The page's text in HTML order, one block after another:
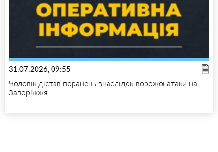
31.07.2026, 09:55
Чоловік дістав поранень внаслідок ворожої атаки на
Запоріжжя